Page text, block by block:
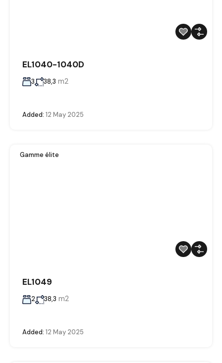
EL1040-1040D
3 38,3 m2
Added: 12 May 2025
Gamme élite
EL1049
2 38,3 m2
Added: 12 May 2025